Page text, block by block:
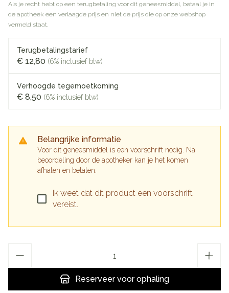
Als je recht hebt op een terugbetaling voor dit geneesmiddel, betaal je in
de apotheek een verlaagde prijs en niet de prijs die op onze webshop
vermeld staat.
Terugbetalingstarief
€ 12,80 (6% inclusief btw)
Verhoogde tegemoetkoming
€ 8,50 (6% inclusief btw)
Belangrijke informatie
Voor dit geneesmiddel is een voorschrift nodig. Na
beoordeling door de apotheker kan je het komen
afhalen en betalen.
Ik weet dat dit product een voorschrift
vereist.
Reserveervoor ophaling